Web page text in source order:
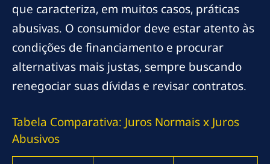
que caracteriza, em muitos casos, práticas
abusivas. O consumidor deve estar atento às
condições de financiamento e procurar
alternativas mais justas, sempre buscando
renegociar suas dívidas e revisar contratos.
Tabela Comparativa: Juros Normais x Juros
Abusivos